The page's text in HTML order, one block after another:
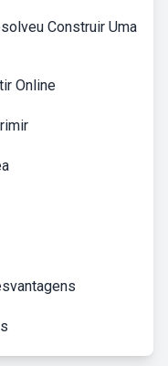
Construir Uma
Online